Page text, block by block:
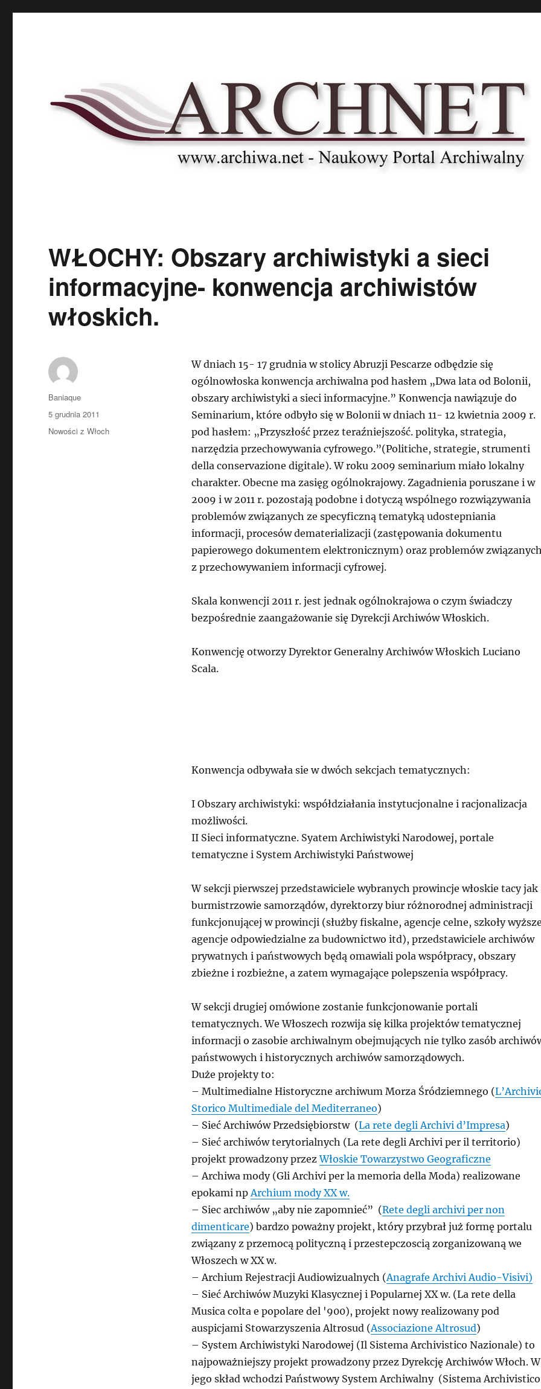
WŁOCHY: Obszary archiwistyki a sieci
informacyjne- konwencja archiwistów
włoskich.
W dniach 15- 17 grudnia w stolicy Abruzji Pescarze odbędzie się
ogólnowłoska konwencja archiwalna pod hasłem „Dwa lata od Bolonii,
obszary archiwistyki a sieci informacyjne.” Konwencja nawiązuje do
Seminarium, które odbyło się w Bolonii w dniach 11- 12 kwietnia 2009 r.
pod hasłem: „Przyszłość przez teraźniejszość. polityka, strategia,
narzędzia przechowywania cyfrowego.”(Politiche, strategie, strumenti
della conservazione digitale). W roku 2009 seminarium miało lokalny
charakter. Obecne ma zasięg ogólnokrajowy. Zagadnienia poruszane i w
2009 i w 2011 r. pozostają podobne i dotyczą wspólnego rozwiązywania
problemów związanych ze specyficzną tematyką udostepniania
informacji, procesów dematerializacji (zastępowania dokumentu
papierowego dokumentem elektronicznym) oraz problemów
z przechowywaniem informacji cyfrowej.
Skala konwencji 2011 r. jest jednak ogólnokrajowa o czym świadczy
bezpośrednie zaangażowanie się Dyrekcji Archiwów Włoskich.
Konwencję otworzy Dyrektor Generalny Archiwów Włoskich Luciano
Scala.
Konwencja odbywała sie w dwóch sekcjach tematycznych:
I Obszary archiwistyki: współdziałania instytucjonalne i racjonalizacja
możliwości.
II Sieci informatyczne. Syatem Archiwistyki Narodowej, portale
tematyczne i System Archiwistyki Państwowej
W sekcji pierwszej przedstawiciele wybranych prowincje włoskie tacy jak
burmistrzowie samorządów, dyrektorzy biur różnorodnej administracji
funkcjonującej w prowincji (służby fiskalne, agencje celne, szkoły
agencje odpowiedzialne za budownictwo itd), przedstawiciele archiwów
prywatnych i państwowych będą omawiali pola współpracy, obszary
zbieżne i rozbieżne, a zatem wymagające polepszenia współpracy.
W sekcji drugiej omówione zostanie funkcjonowanie portali
tematycznych. We Włoszech rozwija się kilka projektów tematycznej
informacji o zasobie archiwalnym obejmujących nie tylko zasób
państwowych i historycznych archiwów samorządowych.
Duże projekty to:
– Multimedialne Historyczne archiwum Morza Śródziemnego (
Storico Multimediale del Mediterraneo)
– Sieć Archiwów Przedsiębiorstw (La rete degli Archivi d’Impresa)
– Sieć archiwów terytorialnych (La rete degli Archivi per il territorio)
projekt prowadzony przezWłoskie Towarzystwo Geograficzne
– Archiwa mody (Gli Archivi per la memoria della Moda) realizowane
epokami npArchium mody XX w.
– Siec archiwów „aby nie zapomnieć” (Rete degli archivi per non
dimenticare) bardzo poważny projekt, który przybrał już formę portalu
związany z przemocą polityczną i przestepczoscią zorganizowaną we
Włoszech w XX w.
– Archium Rejestracji Audiowizualnych (Anagrafe Archivi Audio-Visivi)
– Sieć Archiwów Muzyki Klasycznej i Popularnej XX w. (La rete della
Musica colta e popolare del '900), projekt nowy realizowany pod
auspicjami Stowarzyszenia Altrosud (Associazione Altrosud)
– System Archiwistyki Narodowej (Il Sistema Archivistico Nazionale) to
najpoważniejszy projekt prowadzony przez Dyrekcję Archiwów Włoch. W
jego skład wchodzi Państwowy System Archiwalny (Sistema Archivistico
Autor
Baniaque
Data
publikacji
5 grudnia 2011
Kategorie
Nowości z Włoch